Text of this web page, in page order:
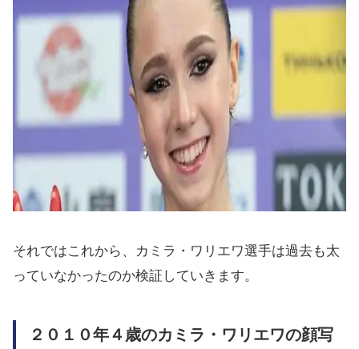
それではこれから、カミラ・ワリエワ選手は過去も太
っていなかったのか検証していきます。
２０１０年４歳のカミラ・ワリエワの顔写